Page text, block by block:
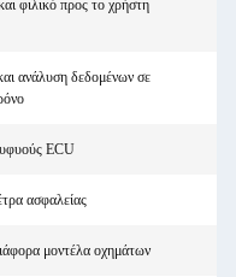
φιλικό προς το χρήστη
ανάλυση δεδομένων σε
ECU
ασφαλείας
μοντέλα οχημάτων